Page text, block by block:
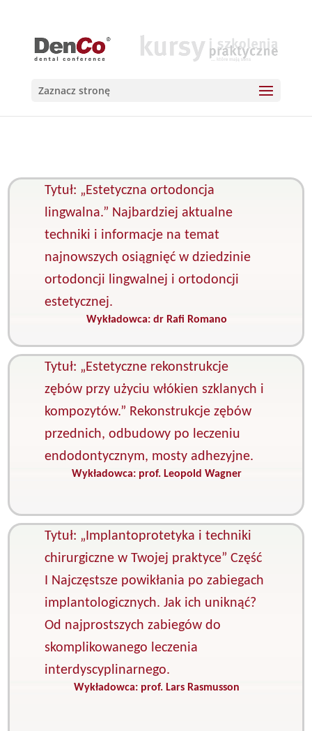
Zaznacz stronę
Tytuł: „Estetyczna ortodoncja
lingwalna.” Najbardziej aktualne
techniki i informacje na temat
najnowszych osiągnięć w dziedzinie
ortodoncji lingwalnej i ortodoncji
estetycznej.
Wykładowca: dr Rafi Romano
Tytuł: „Estetyczne rekonstrukcje
zębów przy użyciu włókien szklanych i
kompozytów.” Rekonstrukcje zębów
przednich, odbudowy po leczeniu
endodontycznym, mosty adhezyjne.
Wykładowca: prof. Leopold Wagner
Tytuł: „Implantoprotetyka i techniki
chirurgiczne w Twojej praktyce” Część
I Najczęstsze powikłania po zabiegach
implantologicznych. Jak ich uniknąć?
Od najprostszych zabiegów do
skomplikowanego leczenia
interdyscyplinarnego.
Wykładowca: prof. Lars Rasmusson